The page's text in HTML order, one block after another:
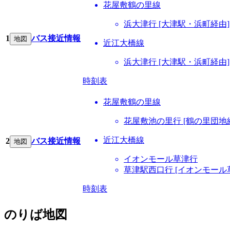
1 地図 バス接近情報
花屋敷鶴の里線
浜大津行 [大津駅・浜町経由]
近江大橋線
浜大津行 [大津駅・浜町経由]
時刻表
2 地図 バス接近情報
花屋敷鶴の里線
花屋敷池の里行 [鶴の里団地
近江大橋線
イオンモール草津行
草津駅西口行 [イオンモール
時刻表
のりば地図